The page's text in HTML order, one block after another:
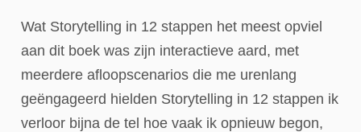
Wat Storytelling in 12 stappen het meest opviel
aan dit boek was zijn interactieve aard, met
meerdere afloopscenarios die me urenlang
geëngageerd hielden Storytelling in 12 stappen ik
verloor bijna de tel hoe vaak ik opnieuw begon,